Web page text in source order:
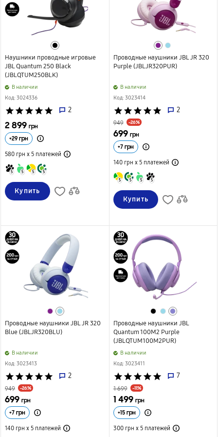
Наушники проводные игровые
JBL Quantum 250 Black
(JBLQTUM250BLK)
B наличии
Код: 3024336
star star star star star 2
2 899 грн
+29 грн
580 грн х 5 платежей
5 5 5 5
Купить
Проводные наушники JBL JR 320
Purple (JBLJR320PUR)
B наличии
Код: 3023414
star star star star star 2
949 -26%
699 грн
+7грн
140 грн х 5платежей
5 5 5 5
Купить
Проводные наушники JBL JR 320
Blue (JBLJR320BLU)
B наличии
Код: 3023413
star star star star star 2
949 -26%
699 грн
+7 грн
140 грн х 5 платежей
Проводные наушники JBL
Quantum 100M2 Purple
(JBLQTUM100M2PUR)
B наличии
Код: 3023411
star star star star star 7
1 699 -11%
1 499 грн
+15грн
300 грн х 5платежей